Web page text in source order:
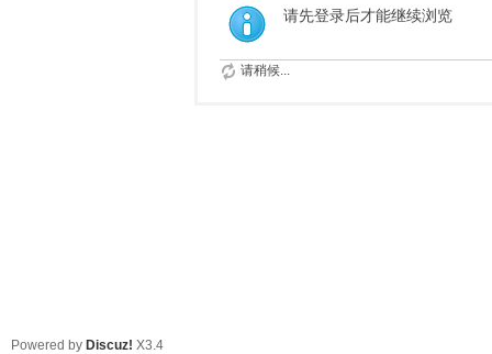
请先登录后才能继续浏览
请稍候...
Powered by Discuz! X3.4